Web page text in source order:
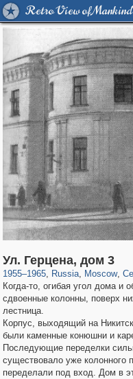
Retro View of
Ул. Герцена, дом 3
1955–1965, Russia
1,405,783
, Moscow
319,716 8,286
,
159,930
Когда-то, огибая угол дома
сдвоенные колонны, поверх
лестница.
Корпус, выходящий на
были каменные конюшни и
Последующие переделки
существовало уже колонного
переделали под вход. Дом в